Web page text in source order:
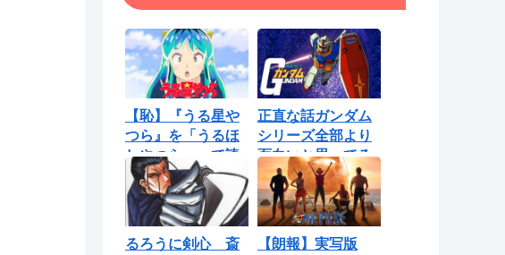
【恥】『うる星や
つら』を「うるほ
しやつら」って読
んでたわ…勘...
正直な話ガンダム
シリーズ全部より
面白いと思ってる
ロボットアニ...
るろうに剣心 斎 【朗報】実写版